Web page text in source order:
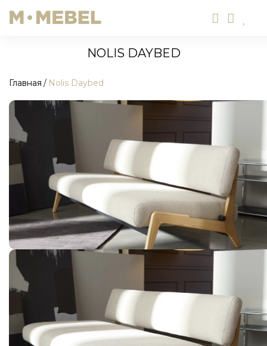
NOLIS DAYBED
Главная Nolis Daybed